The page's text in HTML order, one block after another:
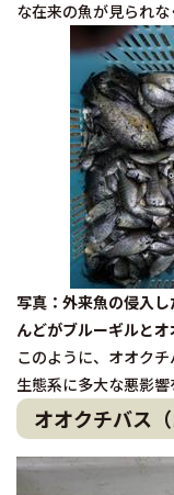
な在来の魚が見られな
写真：外来魚の侵入
んどがブルーギルとオ
このように、オオク
生態系に多大な悪影響
オオクチバス（